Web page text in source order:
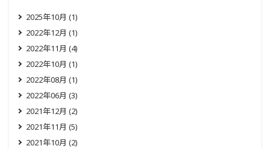
2025年10月 (1)
2022年12月 (1)
2022年11月 (4)
2022年10月 (1)
2022年08月 (1)
2022年06月 (3)
2021年12月 (2)
2021年11月 (5)
2021年10月 (2)